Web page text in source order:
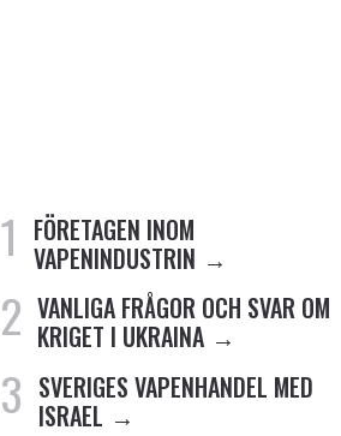
FÖRETAGEN INOM
VAPENINDUSTRIN
VANLIGA FRÅGOR OCH SVAR OM
KRIGET I UKRAINA
SVERIGES VAPENHANDEL MED
ISRAEL